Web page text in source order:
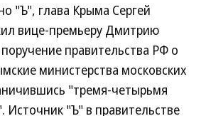
"Ъ", глава Крыма Сергей
вице-премьеру Дмитрию
правительства РФ о
министерства московских
"тремя-четырьмя
Источник "Ъ" в правительстве